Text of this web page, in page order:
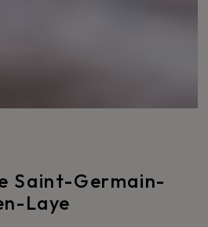
Saint-Germain-
Laye